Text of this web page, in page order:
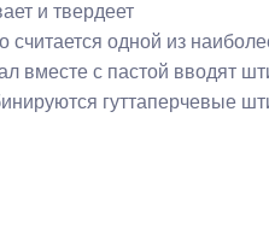
и твердеет
считается одной из
с пастой вводят
гуттаперчевые